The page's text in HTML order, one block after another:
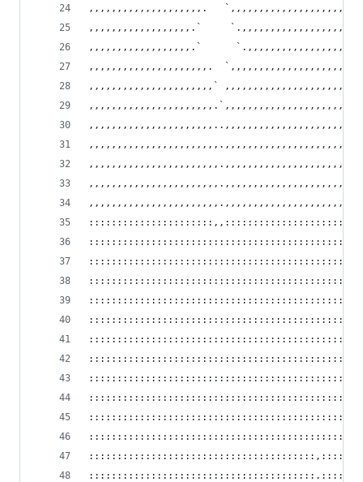
,,,,,,,,,,,,,,,,,,,,.
,,,,,,,,,,,,,,,,,,.`
,,,,,,,,,,,,,,,,,,.`
,,,,,,,,,,,,,,,,,,,,,.
,,,,,,,,,,,,,,,,,,,,,,`
::::::::::::::::::::::::::::::::::::::::::::::,
:::::::::::::::::::::::::::::::::::::::::::::,`
:::::::::::::::::::::::::::::::::::::::::::::`
:::::::::::::::::::::::::::::::::::::::::::::,.